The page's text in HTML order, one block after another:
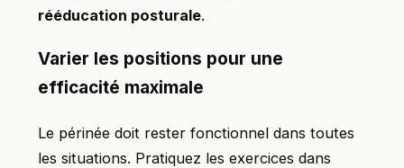
rééducation posturale.
Varier les positions pour une
efficacité maximale
Le périnée doit rester fonctionnel dans toutes
les situations. Pratiquez les exercices dans